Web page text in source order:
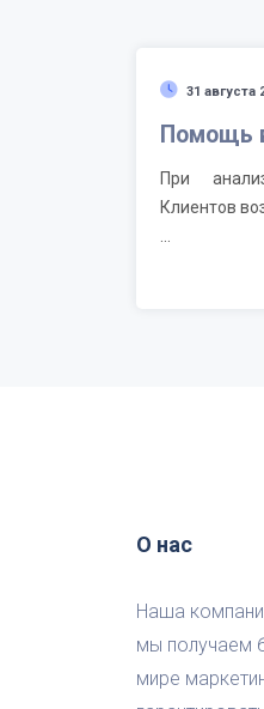
31 августа
Помощь
При
Клиентов
О нас
Наша
мы получаем
мире